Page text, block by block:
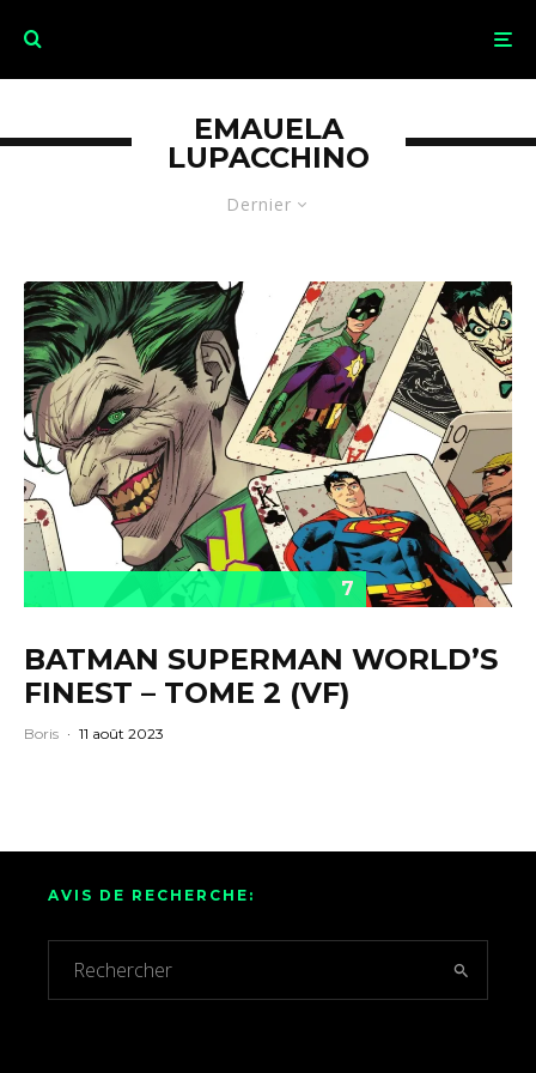
Dernier
EMAUELA
LUPACCHINO
7
BATMAN SUPERMAN WORLD’S
FINEST – TOME 2 (VF)
Boris · 11 août 2023
AVIS DE RECHERCHE: